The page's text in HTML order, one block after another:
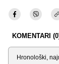
KOMENTARI
Sortiraj